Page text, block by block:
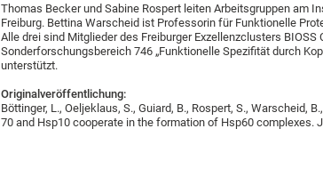
Thomas Becker und Sabine Rospert leiten Arbeitsgruppen am
Freiburg. Bettina Warscheid ist Professorin für Funktionelle
Alle drei sind Mitglieder des Freiburger Exzellenzclusters
Sonderforschungsbereich 746 „Funktionelle Spezifität durch
unterstützt.
Originalveröffentlichung:
Böttinger, L., Oeljeklaus, S., Guiard, B., Rospert, S., Warscheid,
70 and Hsp10 cooperate in the formation of Hsp60 complexes.